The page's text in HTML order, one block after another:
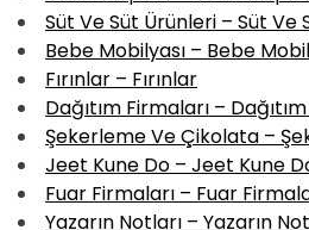
Süt Ve Süt Ürünleri – Süt Ve
Bebe Mobilyası – Bebe
Fırınlar – Fırınlar
Dağıtım Firmaları –
Şekerleme Ve Çikolata –
Jeet Kune Do – Jeet Kune
Fuar Firmaları – Fuar
Yazarın Notları – Yazarın